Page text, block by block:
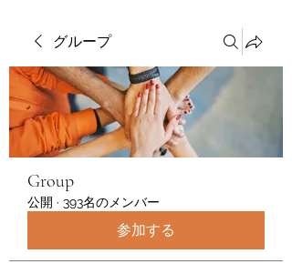
グループ
Group
公開 · 393名のメンバー
参加する